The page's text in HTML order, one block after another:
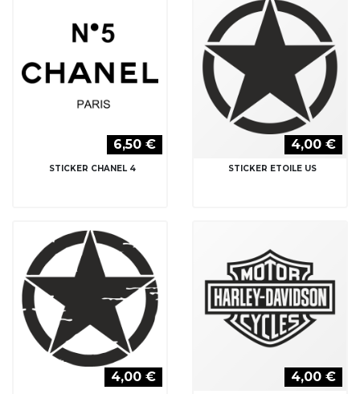
6,50 €
STICKER CHANEL 4
4,00 €
STICKER ETOILE US
4,00 € 4,00 €